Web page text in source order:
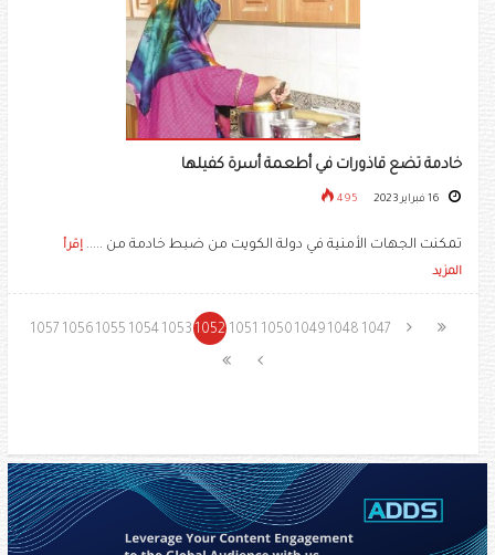
خادمة تضع قاذورات في أطعمة أسرة كفيلها
495
تمكنت الجهات الأمنية في دولة الكويت من ضبط خادمة من ..... إقرأ
المزيد
1047
1048
1049
1050
1051
1052
1053
1054
1055
1056
1057